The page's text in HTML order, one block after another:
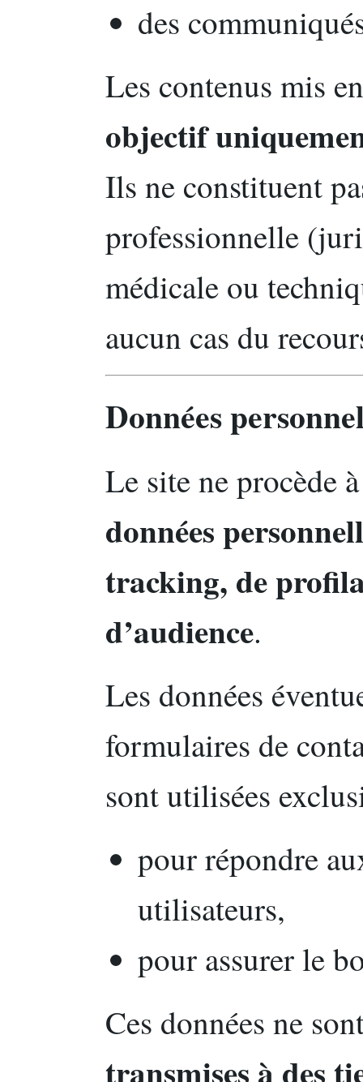
des
Les contenus mis
objectif
Ils ne constituent
professionnelle
médicale ou
aucun cas du
Données
Le site ne procède
données
tracking, de
d’audience.
Les données
formulaires de
sont utilisées
pour répondre
utilisateurs,
pour assurer le
Ces données ne
transmises à des